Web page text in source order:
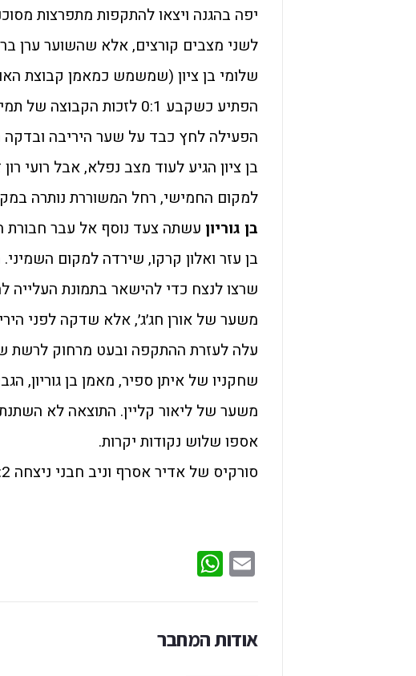
יפה בהגנה ויצאו להתקפות מתפרצות
שלומי בן ציון (שמשמש כמאמן קבוצת
הפתיע כשקבע 0:1 לזכות
בן ציון הגיע לעוד מצב נפלא, אבל רועי
למקום החמישי, רחל המשוררת נותרה
בן גוריון
בן עזר ואלון קרקו, שירדה למקום
משער של אורן חג׳ג׳, אלא שדקה לפני
משער של ליאור קליין. התוצאה לא
אספו שלוש נקודות יקרות.
סורקיס של אדיר אסרף וניב חבני ניצחה 0:2 טכני את אופירה נבון וקפצה למקום הרביעי.
Email
אודות המחבר